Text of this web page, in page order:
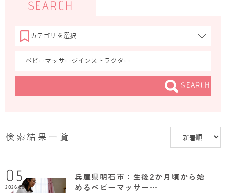
SEARCH
SEARCH
検索結果一覧
05
2026.08
兵庫県明石市：生後2か月頃から始
めるベビーマッサー…